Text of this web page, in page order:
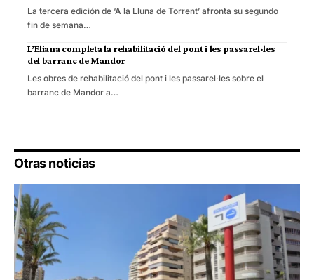
La tercera edición de ‘A la Lluna de Torrent’ afronta su segundo
fin de semana…
L’Eliana completa la rehabilitació del pont i les passarel·les
del barranc de Mandor
Les obres de rehabilitació del pont i les passarel·les sobre el
barranc de Mandor a…
Otras noticias